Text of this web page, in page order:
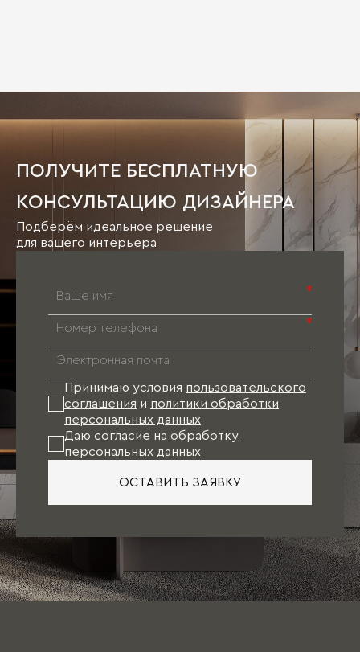
ПОЛУЧИТЕ БЕСПЛАТНУЮ
КОНСУЛЬТАЦИЮ ДИЗАЙНЕРА
Подберём идеальное решение
для вашего интерьера
*
*
Принимаю условия пользовательского
соглашения и политики обработки
персональных данных
Даю согласие на обработку
персональных данных
ОСТАВИТЬ ЗАЯВКУ